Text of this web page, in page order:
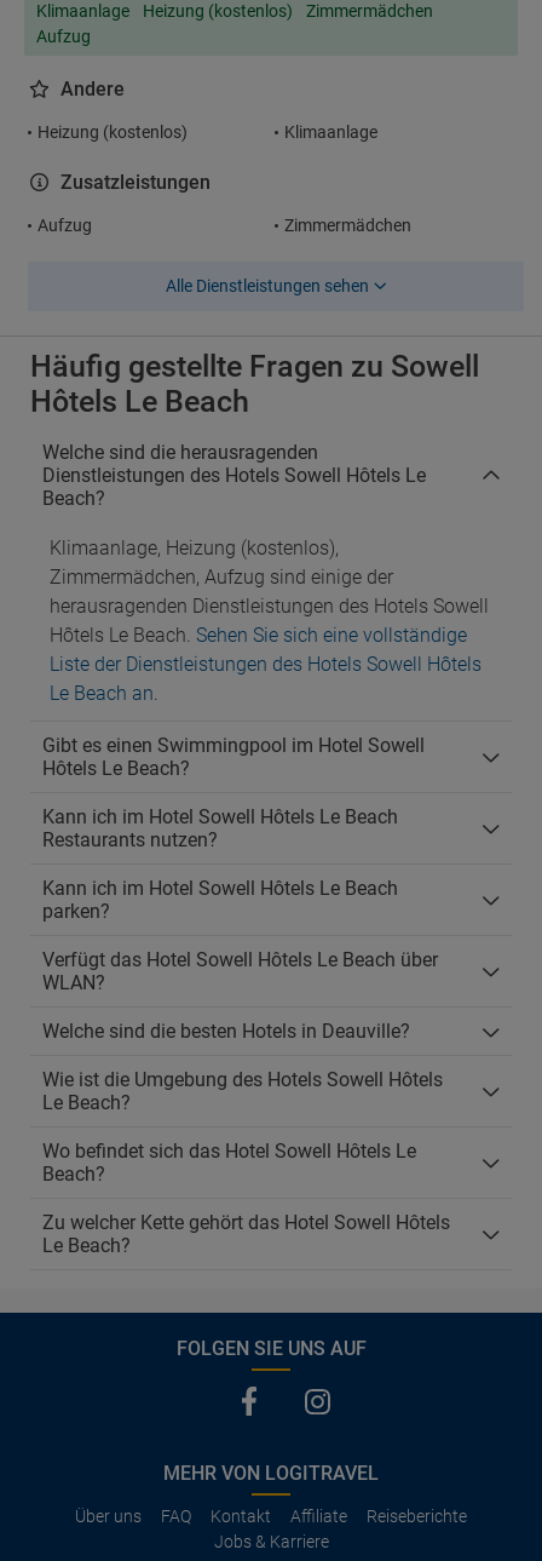
Klimaanlage Heizung (kostenlos)
Zimmermädchen
Aufzug
Andere
Heizung (kostenlos) Klimaanlage
Zusatzleistungen
Aufzug Zimmermädchen
Alle Dienstleistungen sehen
Häufig gestellte Fragen zu Sowell
Hôtels Le Beach
Welche sind die herausragenden
Dienstleistungen des Hotels Sowell Hôtels Le
Beach?
Klimaanlage, Heizung (kostenlos),
Zimmermädchen, Aufzug sind einige der
herausragenden Dienstleistungen des Hotels Sowell
Hôtels Le Beach. Sehen Sie sich eine vollständige
Liste der Dienstleistungen des Hotels Sowell Hôtels
Le Beach an.
Gibt es einen Swimmingpool im Hotel Sowell
Hôtels Le Beach?
Kann ich im Hotel Sowell Hôtels Le Beach
Restaurants nutzen?
Kann ich im Hotel Sowell Hôtels Le Beach
parken?
Verfügt das Hotel Sowell Hôtels Le Beach über
WLAN?
Welche sind die besten Hotels in Deauville?
Wie ist die Umgebung des Hotels Sowell Hôtels
Le Beach?
Wo befindet sich das Hotel Sowell Hôtels Le
Beach?
Zu welcher Kette gehört das Hotel Sowell Hôtels
Le Beach?
FOLGEN SIE UNS AUF
MEHR VON LOGITRAVEL
Über uns FAQ Kontakt Affiliate
Reiseberichte
Jobs & Karriere